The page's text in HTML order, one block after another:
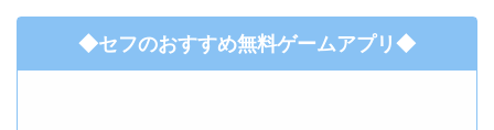
◆セフのおすすめ無料ゲームアプリ◆